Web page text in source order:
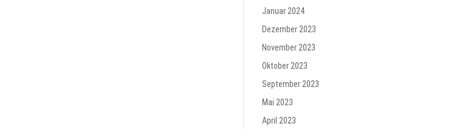
Januar 2024
Dezember 2023
November 2023
Oktober 2023
September 2023
Mai 2023
April 2023